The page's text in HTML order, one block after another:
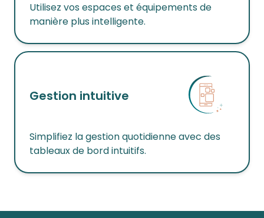
Utilisez vos espaces et équipements de
manière plus intelligente.
Gestion intuitive
Simplifiez la gestion quotidienne avec des
tableaux de bord intuitifs.